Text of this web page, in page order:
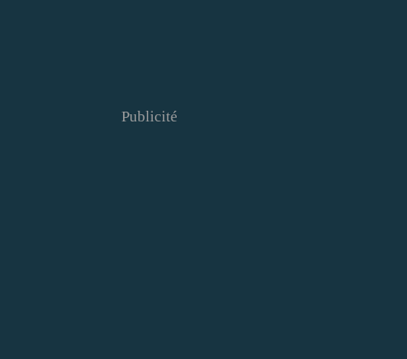
Publicité